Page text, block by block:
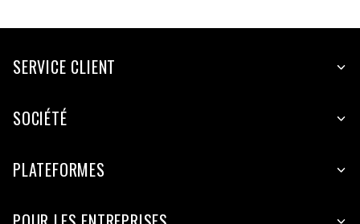
SERVICE CLIENT
SOCIÉTÉ
PLATEFORMES